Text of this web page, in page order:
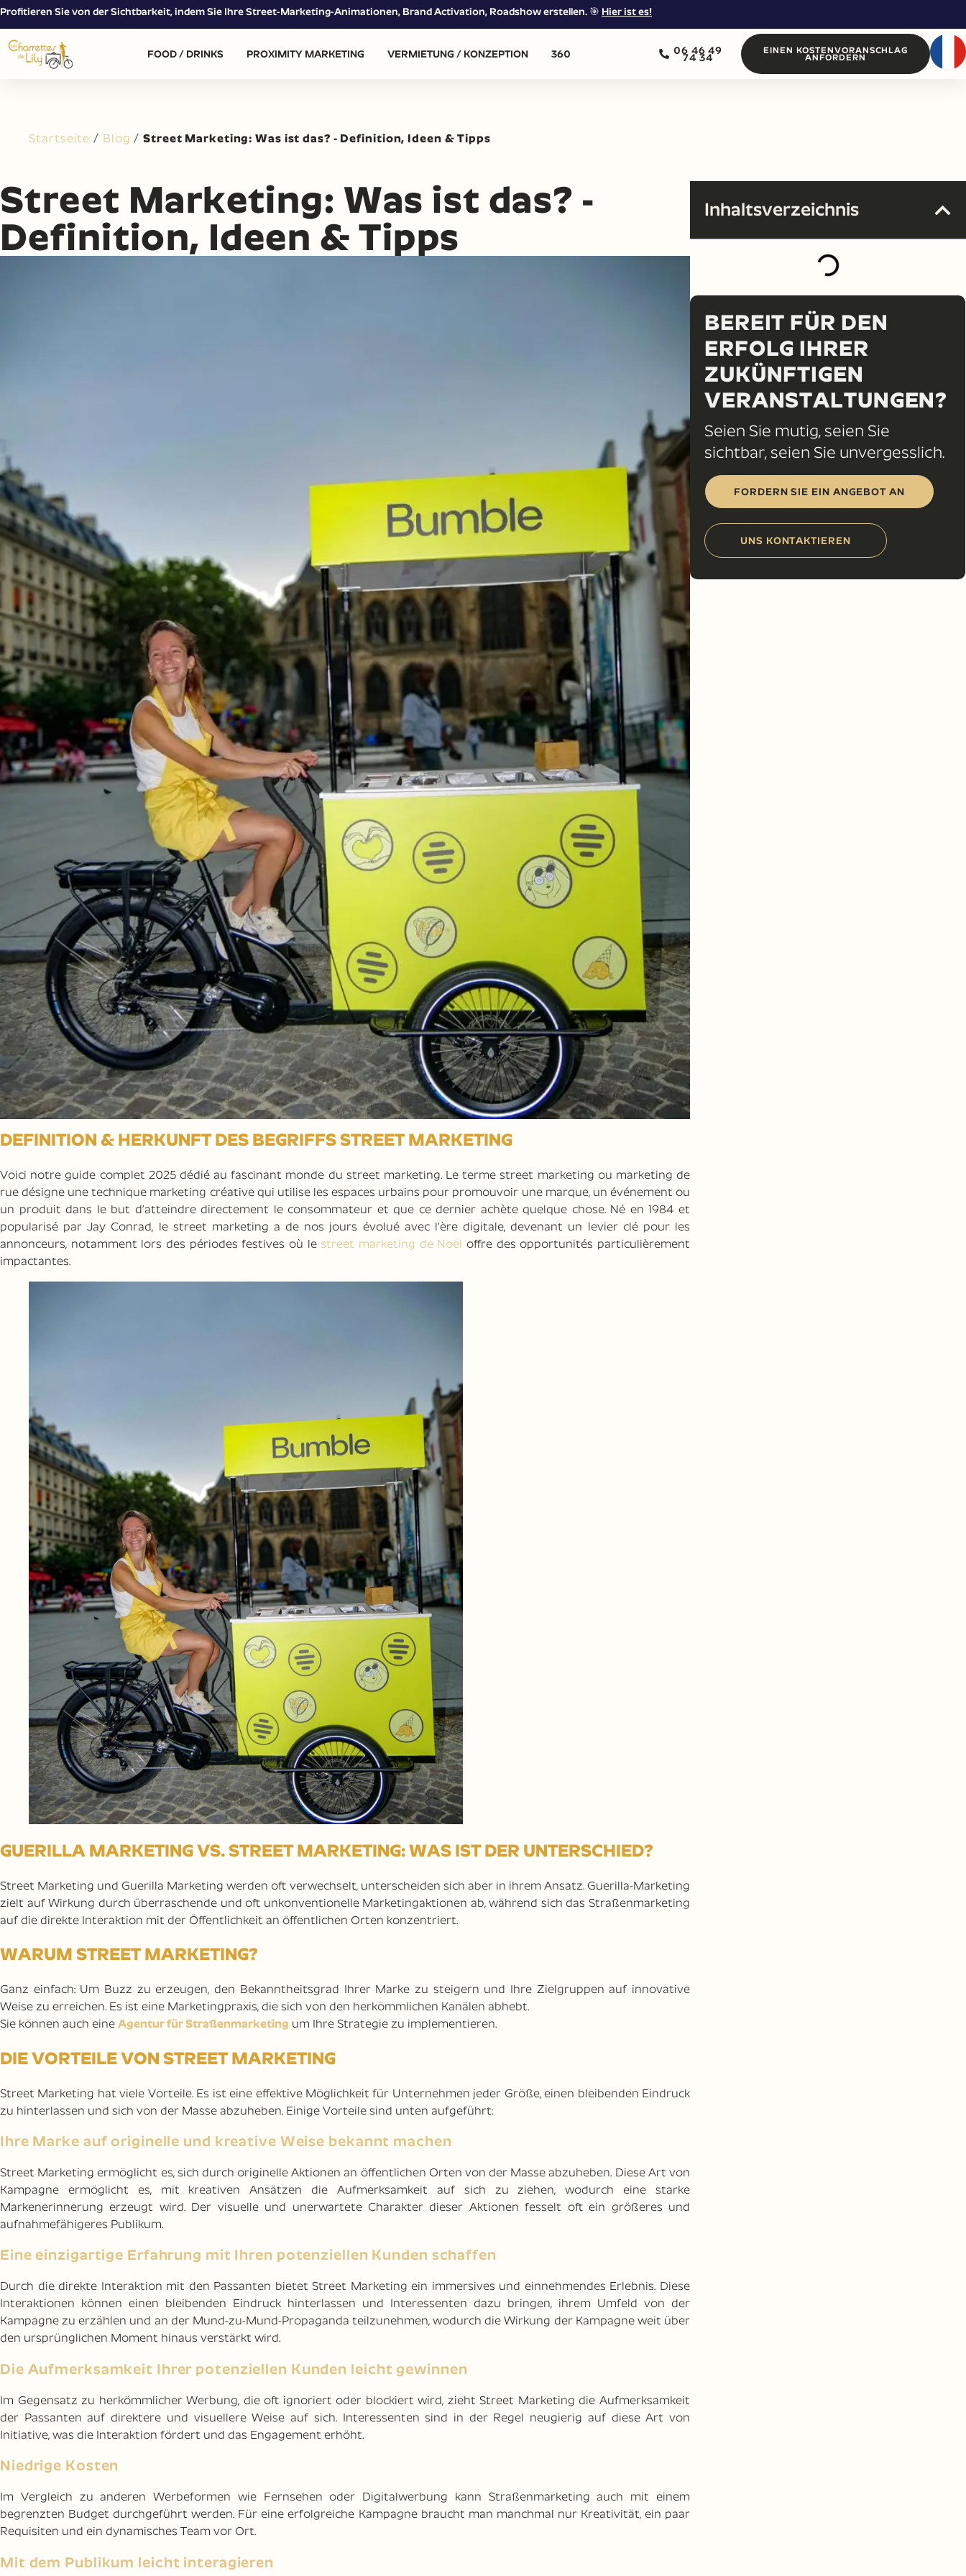
Profitieren Sie von der Sichtbarkeit, indem Sie Ihre Street-Marketing-Animationen, Brand Activation, Roadshow erstellen. 🎯 Hier ist es!
FOOD / DRINKS PROXIMITY MARKETING VERMIETUNG / KONZEPTION 360 06 46 49
74 34
EINEN KOSTENVORANSCHLAG
ANFORDERN
Startseite / Blog /Street Marketing: Was ist das? - Definition, Ideen & Tipps
Street Marketing: Was ist das? -
Definition, Ideen & Tipps
DEFINITION & HERKUNFT DES BEGRIFFS STREET MARKETING
Voici notre guide complet 2025 dédié au fascinant monde du street marketing. Le terme street marketing ou marketing de
rue désigne une technique marketing créative qui utilise les espaces urbains pour promouvoir une marque, un événement ou
un produit dans le but d’atteindre directement le consommateur et que ce dernier achète quelque chose. Né en 1984 et
popularisé par Jay Conrad, le street marketing a de nos jours évolué avec l’ère digitale, devenant un levier clé pour les
annonceurs, notamment lors des périodes festives où lestreet marketing de Noël offre des opportunités particulièrement
impactantes.
GUERILLA MARKETING VS. STREET MARKETING: WAS IST DER UNTERSCHIED?
Street Marketing und Guerilla Marketing werden oft verwechselt, unterscheiden sich aber in ihrem Ansatz. Guerilla-Marketing
zielt auf Wirkung durch überraschende und oft unkonventionelle Marketingaktionen ab, während sich das Straßenmarketing
auf die direkte Interaktion mit der Öffentlichkeit an öffentlichen Orten konzentriert.
WARUM STREET MARKETING?
Ganz einfach: Um Buzz zu erzeugen, den Bekanntheitsgrad Ihrer Marke zu steigern und Ihre Zielgruppen auf innovative
Weise zu erreichen. Es ist eine Marketingpraxis, die sich von den herkömmlichen Kanälen abhebt.
Sie können auch eine Agentur für Straßenmarketing um Ihre Strategie zu implementieren.
DIE VORTEILE VON STREET MARKETING
Street Marketing hat viele Vorteile. Es ist eine effektive Möglichkeit für Unternehmen jeder Größe, einen bleibenden Eindruck
zu hinterlassen und sich von der Masse abzuheben. Einige Vorteile sind unten aufgeführt:
Ihre Marke auf originelle und kreative Weise bekannt machen
Street Marketing ermöglicht es, sich durch originelle Aktionen an öffentlichen Orten von der Masse abzuheben. Diese Art von
Kampagne ermöglicht es, mit kreativen Ansätzen die Aufmerksamkeit auf sich zu ziehen, wodurch eine starke
Markenerinnerung erzeugt wird. Der visuelle und unerwartete Charakter dieser Aktionen fesselt oft ein größeres und
aufnahmefähigeres Publikum.
Eine einzigartige Erfahrung mit Ihren potenziellen Kunden schaffen
Durch die direkte Interaktion mit den Passanten bietet Street Marketing ein immersives und einnehmendes Erlebnis. Diese
Interaktionen können einen bleibenden Eindruck hinterlassen und Interessenten dazu bringen, ihrem Umfeld von der
Kampagne zu erzählen und an der Mund-zu-Mund-Propaganda teilzunehmen, wodurch die Wirkung der Kampagne weit über
den ursprünglichen Moment hinaus verstärkt wird.
Die Aufmerksamkeit Ihrer potenziellen Kunden leicht gewinnen
Im Gegensatz zu herkömmlicher Werbung, die oft ignoriert oder blockiert wird, zieht Street Marketing die Aufmerksamkeit
der Passanten auf direktere und visuellere Weise auf sich. Interessenten sind in der Regel neugierig auf diese Art von
Initiative, was die Interaktion fördert und das Engagement erhöht.
Niedrige Kosten
Im Vergleich zu anderen Werbeformen wie Fernsehen oder Digitalwerbung kann Straßenmarketing auch mit einem
begrenzten Budget durchgeführt werden. Für eine erfolgreiche Kampagne braucht man manchmal nur Kreativität, ein paar
Requisiten und ein dynamisches Team vor Ort.
Mit dem Publikum leicht interagieren
Inhaltsverzeichnis
BEREIT FÜR DEN
ERFOLG IHRER
ZUKÜNFTIGEN
VERANSTALTUNGEN?
Seien Sie mutig, seien Sie
sichtbar, seien Sie unvergesslich.
FORDERN SIE EIN ANGEBOT AN
UNS KONTAKTIEREN